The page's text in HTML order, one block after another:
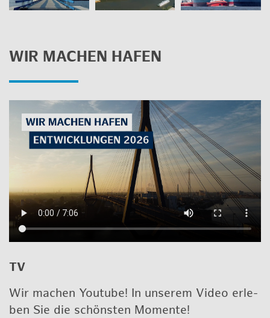
WIR MA­CHEN HAFEN
TV
Wir ma­chen Youtube! In un­se­rem Video er­le­
ben Sie die schöns­ten Mo­men­te!